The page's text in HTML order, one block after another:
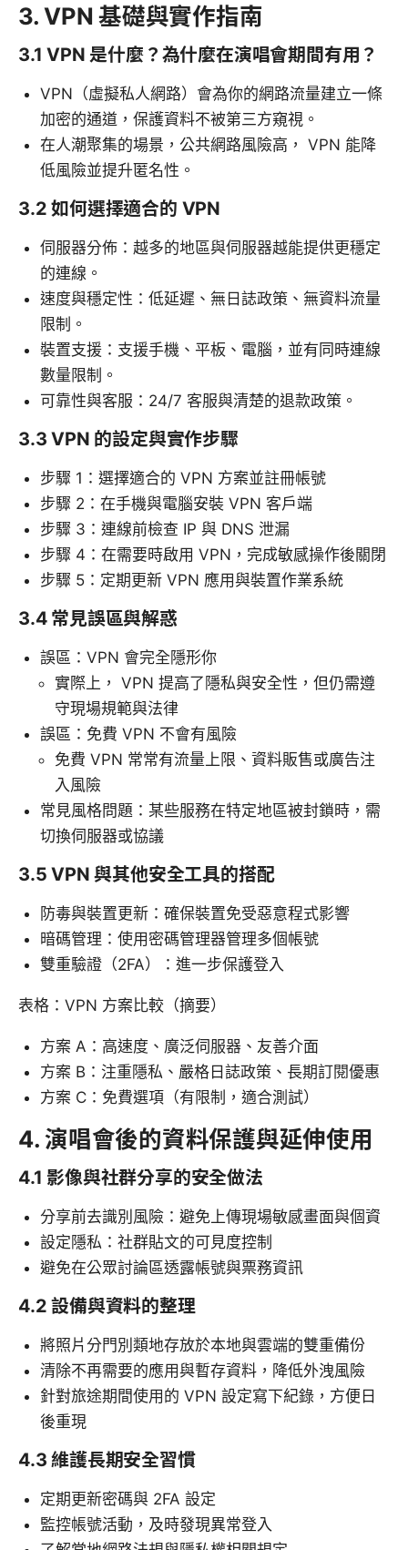
3. VPN 基礎與實作指南
3.1 VPN 是什麼？為什麼在演唱會期間有用？
VPN（虛擬私人網路）會為你的網路流量建立一條
加密的通道，保護資料不被第三方窺視。
在人潮聚集的場景，公共網路風險高， VPN 能降
低風險並提升匿名性。
3.2 如何選擇適合的 VPN
伺服器分佈：越多的地區與伺服器越能提供更穩定
的連線。
速度與穩定性：低延遲、無日誌政策、無資料流量
限制。
裝置支援：支援手機、平板、電腦，並有同時連線
數量限制。
可靠性與客服：24/7 客服與清楚的退款政策。
3.3 VPN 的設定與實作步驟
步驟 1：選擇適合的 VPN 方案並註冊帳號
步驟 2：在手機與電腦安裝 VPN 客戶端
步驟 3：連線前檢查 IP 與 DNS 泄漏
步驟 4：在需要時啟用 VPN，完成敏感操作後關閉
步驟 5：定期更新 VPN 應用與裝置作業系統
3.4 常見誤區與解惑
誤區：VPN 會完全隱形你
實際上， VPN 提高了隱私與安全性，但仍需遵
守現場規範與法律
誤區：免費 VPN 不會有風險
免費 VPN 常常有流量上限、資料販售或廣告注
入風險
常見風格問題：某些服務在特定地區被封鎖時，需
切換伺服器或協議
3.5 VPN 與其他安全工具的搭配
防毒與裝置更新：確保裝置免受惡意程式影響
暗碼管理：使用密碼管理器管理多個帳號
雙重驗證（2FA）：進一步保護登入
表格：VPN 方案比較（摘要）
方案 A：高速度、廣泛伺服器、友善介面
方案 B：注重隱私、嚴格日誌政策、長期訂閱優惠
方案 C：免費選項（有限制，適合測試）
4. 演唱會後的資料保護與延伸使用
4.1 影像與社群分享的安全做法
分享前去識別風險：避免上傳現場敏感畫面與個資
設定隱私：社群貼文的可見度控制
避免在公眾討論區透露帳號與票務資訊
4.2 設備與資料的整理
將照片分門別類地存放於本地與雲端的雙重備份
清除不再需要的應用與暫存資料，降低外洩風險
針對旅途期間使用的 VPN 設定寫下紀錄，方便日
後重現
4.3 維護長期安全習慣
定期更新密碼與 2FA 設定
監控帳號活動，及時發現異常登入